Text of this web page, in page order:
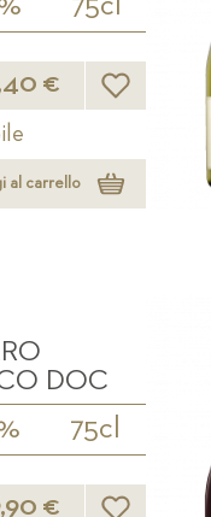
€ Lista desideri
al carrello
DOC
75cl
€ Lista desideri